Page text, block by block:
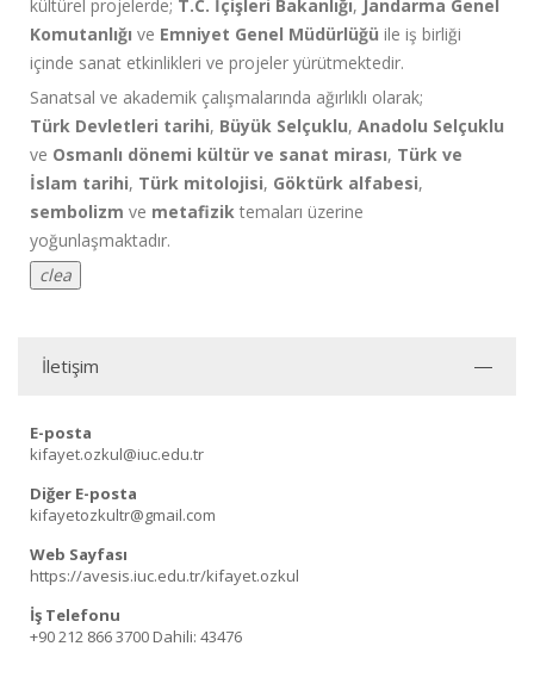
kültürel projelerde; T.C. İçişleri Bakanlığı, Jandarma Genel
Komutanlığı ve Emniyet Genel Müdürlüğü ile iş birliği
içinde sanat etkinlikleri ve projeler yürütmektedir.
Sanatsal ve akademik çalışmalarında ağırlıklı olarak;
Türk Devletleri tarihi, Büyük Selçuklu, Anadolu Selçuklu
ve Osmanlı dönemi kültür ve sanat mirası, Türk ve
İslam tarihi, Türk mitolojisi, Göktürk alfabesi,
sembolizm ve metafizik temaları üzerine
yoğunlaşmaktadır.
clea
İletişim
E-posta
kifayet.ozkul@iuc.edu.tr
Diğer E-posta
kifayetozkultr@gmail.com
Web Sayfası
https://avesis.iuc.edu.tr/kifayet.ozkul
İş Telefonu
+90 212 866 3700 Dahili: 43476